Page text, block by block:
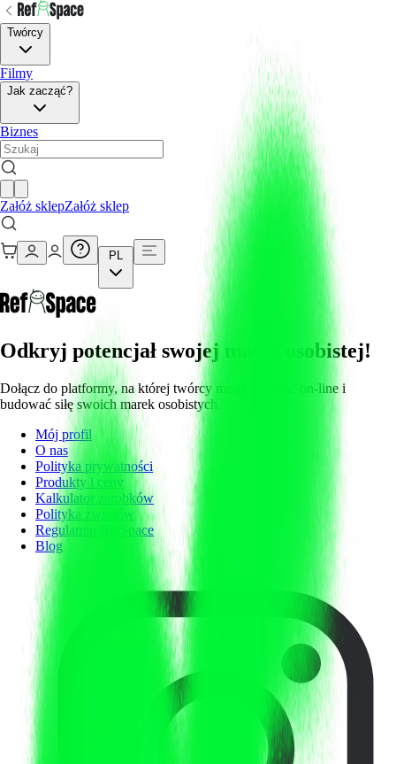
Twórcy
Filmy
Jak zacząć?
Biznes
Załóż sklepZałóż sklep
PL
Odkryj potencjał swojej marki osobistej!
Dołącz do platformy, na której twórcy mogą zarabiać on-line i
budować siłę swoich marek osobistych.
Mój profil
O nas
Polityka prywatności
Produkty i ceny
Kalkulator zarobków
Polityka zwrotów
Regulamin RefSpace
Blog